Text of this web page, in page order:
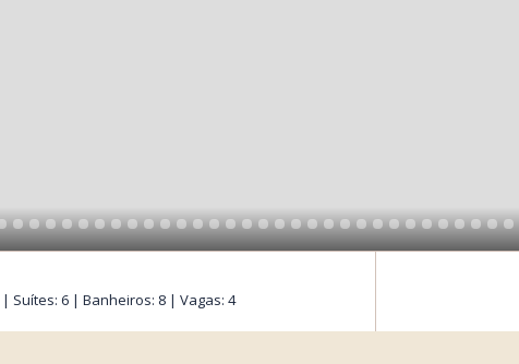
Suítes: 6 | Banheiros: 8 | Vagas: 4